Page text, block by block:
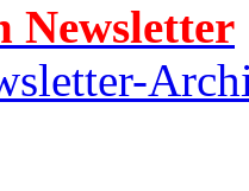
Newsletter